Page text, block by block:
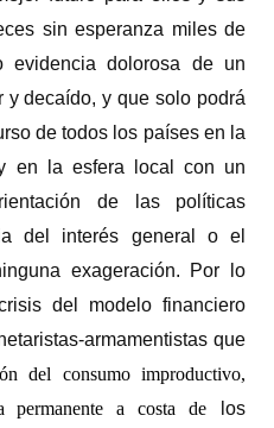
sin esperanza miles de
evidencia dolorosa de un
y decaído, y que solo podrá
de todos los países en la
en la esfera local con un
de las políticas
del interés general o el
exageración. Por lo
del modelo financiero
armamentistas que
del consumo improductivo,
permanente a costa de
los